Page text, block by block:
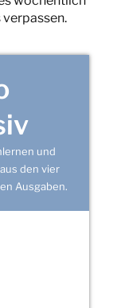
und
den vier
Ausgaben.